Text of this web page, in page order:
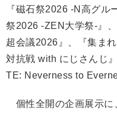
『磁石祭2026 -N高グル
祭2026 -ZEN大学祭-』
超会議2026』、『集ま
対抗戦 with にじさんじ
TE: Neverness to
個性全開の企画展示に